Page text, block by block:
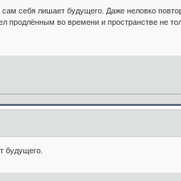
себя лишает будущего. Даже неловко
продлённым во времени и пространстве не
будущего.